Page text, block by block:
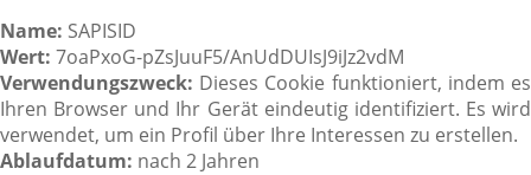
Name: SAPISID
Wert: 7oaPxoG-pZsJuuF5/AnUdDUIsJ9iJz2vdM
Verwendungszweck: Dieses Cookie funktioniert, indem es
Ihren Browser und Ihr Gerät eindeutig identifiziert. Es wird
verwendet, um ein Profil über Ihre Interessen zu erstellen.
Ablaufdatum: nach 2 Jahren